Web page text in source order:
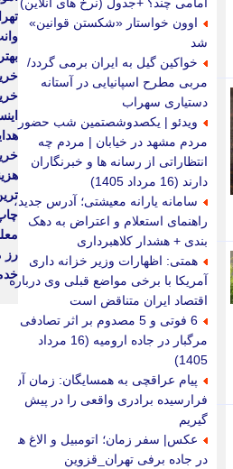
اوون خواستار «شکستن قوانین»
شد
خواکین گیل به ایران برمی گردد/
مربی مطرح اسپانیایی در آستانه
دستیاری سهراب
ویدئو | یکصدوشصتمین شب حضور
مردم مشهد در خیابان | مردم چه
انتظاراتی از رسانه ها و خبرنگاران
دارند (16 مرداد 1405)
سامانه یارانه معیشتی؛ آدرس جدید،
راهنمای استعلام و اعتراض به دهک
بندی + هشدار کلاهبرداری
همتی: اظهارات وزیر خزانه داری
آمریکا با برخی مواضع قبلی وی درباره
اقتصاد ایران متناقض است
6 فوتی و 5 مصدوم بر اثر تصادفی
مرگبار در جاده ارومیه (16 مرداد
1405)
پیام عراقچی به همسایگان: زمان آن
فرارسیده برادری واقعی را در پیش
گیریم
عکس| سفر زمان؛ اتومبیل و الاغ ها
در جاده برفی تهران_قزوین
رز